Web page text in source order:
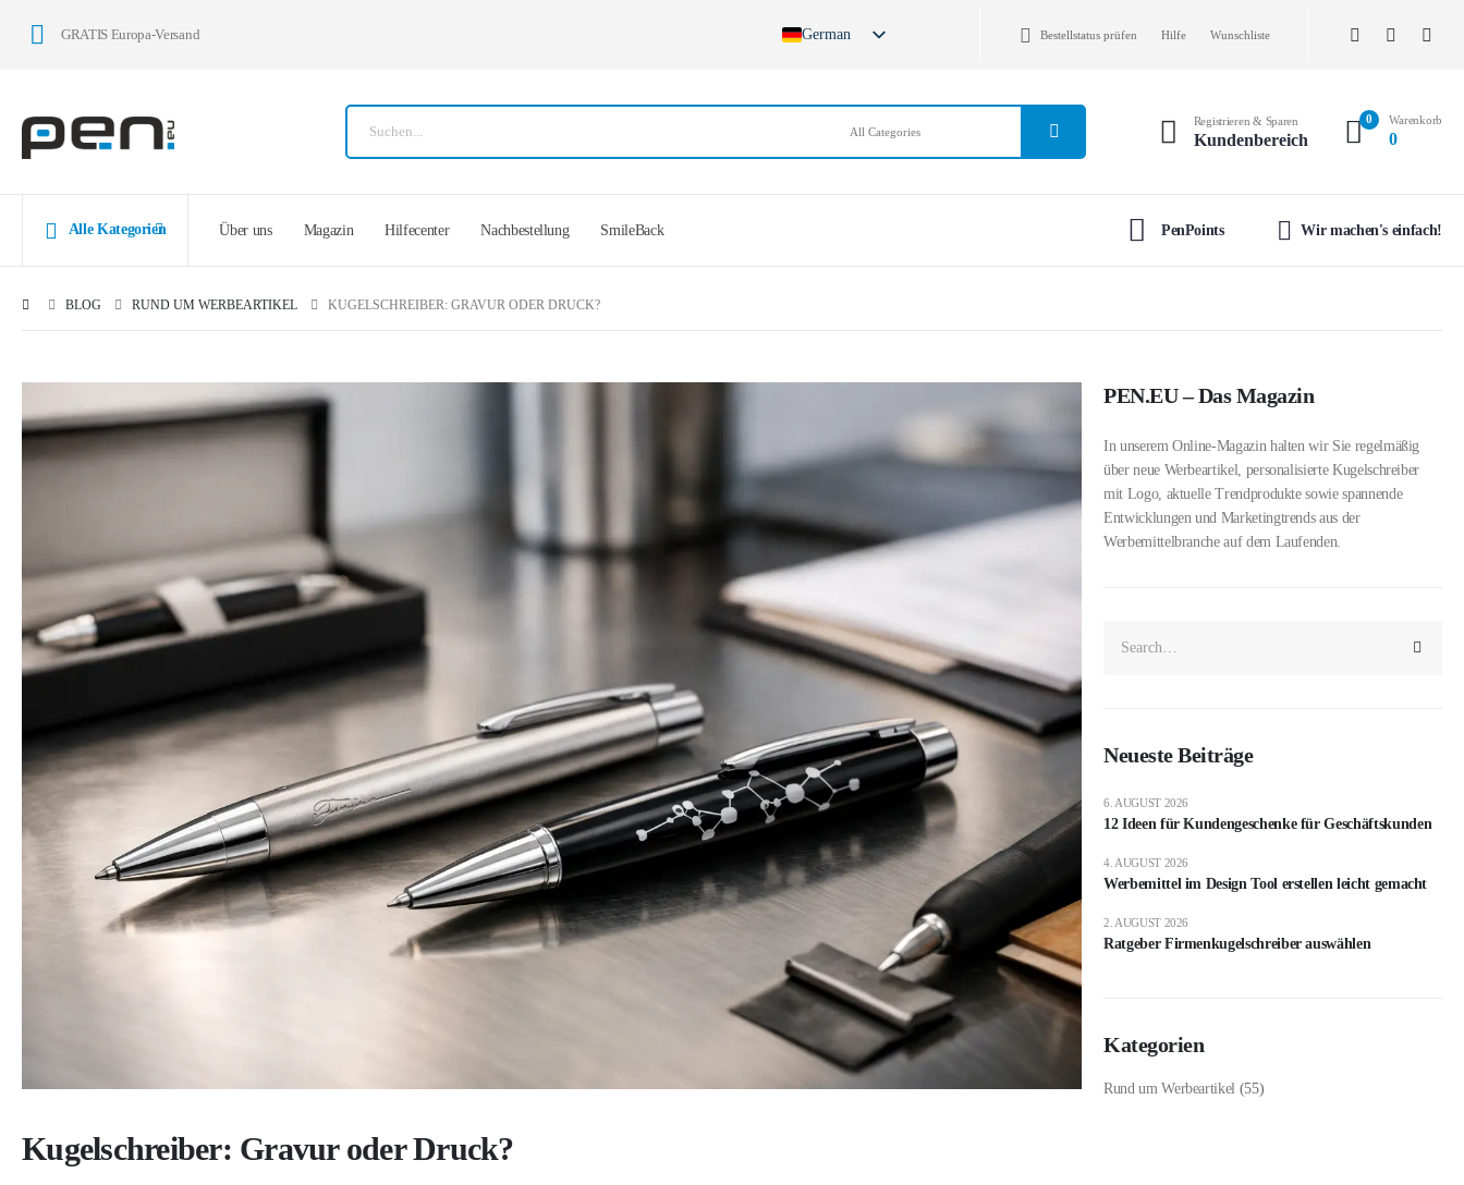
GRATIS Europa-Versand
German
Spanish
Bestellstatus prüfen Hilfe Wunschliste
Registrieren & Sparen
Kundenbereich
0 Warenkorb
0
Alle Kategorien Über uns Magazin Hilfecenter Nachbestellung SmileBack PenPoints Wir machen's einfach!
BLOG RUND UM WERBEARTIKEL KUGELSCHREIBER: GRAVUR ODER DRUCK?
Kugelschreiber: Gravur oder Druck?
PEN.EU – Das Magazin
In unserem Online-Magazin halten wir Sie regelmäßig
über neue Werbeartikel, personalisierte Kugelschreiber
mit Logo, aktuelle Trendprodukte sowie spannende
Entwicklungen und Marketingtrends aus der
Werbemittelbranche auf dem Laufenden.
Neueste Beiträge
12 Ideen für Kundengeschenke für Geschäftskunden
6. AUGUST 2026
Werbemittel im Design Tool erstellen leicht gemacht
4. AUGUST 2026
Ratgeber Firmenkugelschreiber auswählen
2. AUGUST 2026
Kategorien
Rund um Werbeartikel (55)